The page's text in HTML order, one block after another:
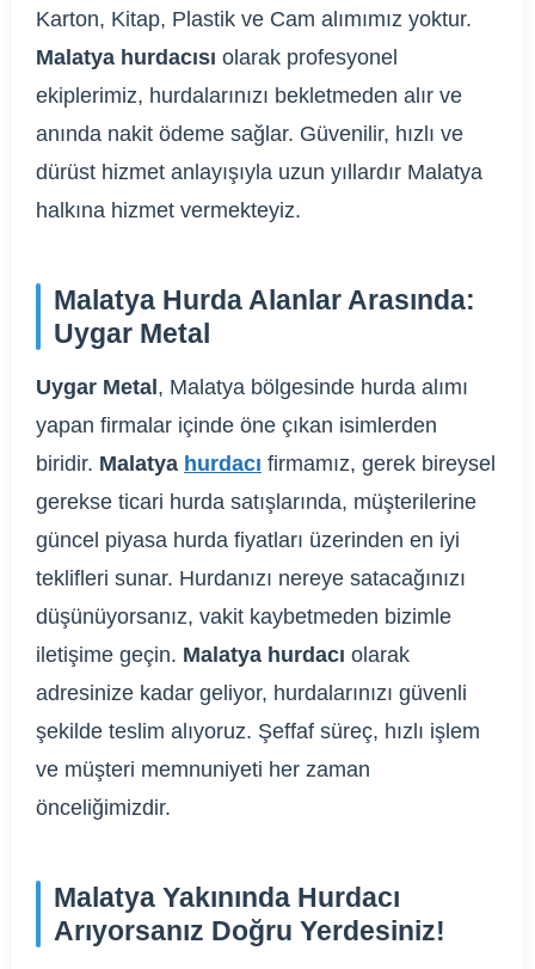
Karton, Kitap, Plastik ve Cam alımımız yoktur.
Malatya hurdacısı olarak profesyonel
ekiplerimiz, hurdalarınızı bekletmeden alır ve
anında nakit ödeme sağlar. Güvenilir, hızlı ve
dürüst hizmet anlayışıyla uzun yıllardır Malatya
halkına hizmet vermekteyiz.
Malatya Hurda Alanlar Arasında:
Uygar Metal
Uygar Metal , Malatya bölgesinde hurda alımı
yapan firmalar içinde öne çıkan isimlerden
biridir. Malatya hurdacı firmamız, gerek bireysel
gerekse ticari hurda satışlarında, müşterilerine
güncel piyasa hurda fiyatları üzerinden en iyi
teklifleri sunar. Hurdanızı nereye satacağınızı
düşünüyorsanız, vakit kaybetmeden bizimle
iletişime geçin. Malatya hurdacı olarak
adresinize kadar geliyor, hurdalarınızı güvenli
şekilde teslim alıyoruz. Şeffaf süreç, hızlı işlem
ve müşteri memnuniyeti her zaman
önceliğimizdir.
Malatya Yakınında Hurdacı
Arıyorsanız Doğru Yerdesiniz!